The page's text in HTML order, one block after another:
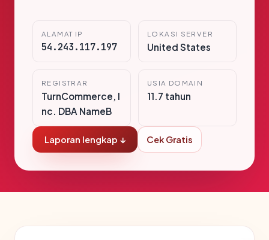
ALAMAT IP
54.243.117.197
LOKASI SERVER
United States
REGISTRAR
TurnCommerce, I
nc. DBA NameB
USIA DOMAIN
11.7 tahun
Laporan lengkap ↓ Cek Gratis